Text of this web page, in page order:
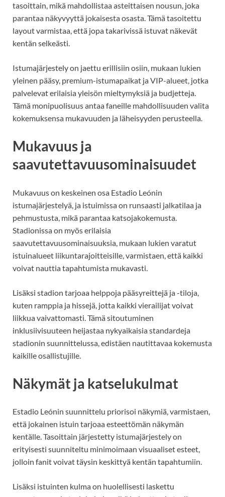
tasoittain, mikä mahdollistaa asteittaisen nousun, joka
parantaa näkyvyyttä jokaisesta osasta. Tämä tasoitettu
layout varmistaa, että jopa takarivissä istuvat näkevät
kentän selkeästi.
Istumajärjestely on jaettu erillisiin osiin, mukaan lukien
yleinen pääsy, premium-istumapaikat ja VIP-alueet, jotka
palvelevat erilaisia yleisön mieltymyksiä ja budjetteja.
Tämä monipuolisuus antaa faneille mahdollisuuden valita
kokemuksensa mukavuuden ja läheisyyden perusteella.
Mukavuus ja
saavutettavuusominaisuudet
Mukavuus on keskeinen osa Estadio Leónin
istumajärjestelyä, ja istuimissa on runsaasti jalkatilaa ja
pehmustusta, mikä parantaa katsojakokemusta.
Stadionissa on myös erilaisia
saavutettavuusominaisuuksia, mukaan lukien varatut
istuinalueet liikuntarajoitteisille, varmistaen, että kaikki
voivat nauttia tapahtumista mukavasti.
Lisäksi stadion tarjoaa helppoja pääsyreittejä ja -tiloja,
kuten ramppia ja hissejä, jotta kaikki vierailijat voivat
liikkua vaivattomasti. Tämä sitoutuminen
inklusiivisuuteen heijastaa nykyaikaisia standardeja
stadionin suunnittelussa, edistäen nautittavaa kokemusta
kaikille osallistujille.
Näkymät ja katselukulmat
Estadio Leónin suunnittelu priorisoi näkymiä, varmistaen,
että jokainen istuin tarjoaa esteettömän näkymän
kentälle. Tasoittain järjestetty istumajärjestely on
erityisesti suunniteltu minimoimaan visuaaliset esteet,
jolloin fanit voivat täysin keskittyä kentän tapahtumiin.
Lisäksi istuinten kulma on huolellisesti laskettu